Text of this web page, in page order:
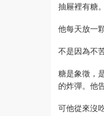
抽屜裡有糖。
他每天放一
不是因為不
糖是象徵，
的炸彈。他
可他從來沒